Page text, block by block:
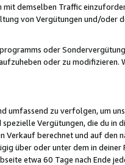
demselben Traffic
von Vergütungen und/oder
oder
oder zu modifizieren.
umfassend zu verfolgen, um
Vergütungen, die du in
berechnet und auf den
über oder unter dem in
etwa 60 Tage nach Ende